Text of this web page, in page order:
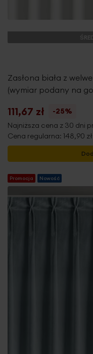
Zasłona biała z
(wymiar podany na
111,67 zł
-25%
Najniższa cena z 30 dni
Cena regularna: 148,90 zł
Promocja Nowość